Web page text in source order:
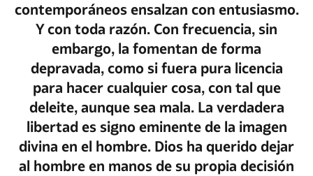
contemporáneos ensalzan con entusiasmo.
Y con toda razón. Con frecuencia, sin
embargo, la fomentan de forma
depravada, como si fuera pura licencia
para hacer cualquier cosa, con tal que
deleite, aunque sea mala. La verdadera
libertades signo eminente de la imagen
divina en el hombre. Dios ha querido dejar
al hombre en manos de su propia decisión